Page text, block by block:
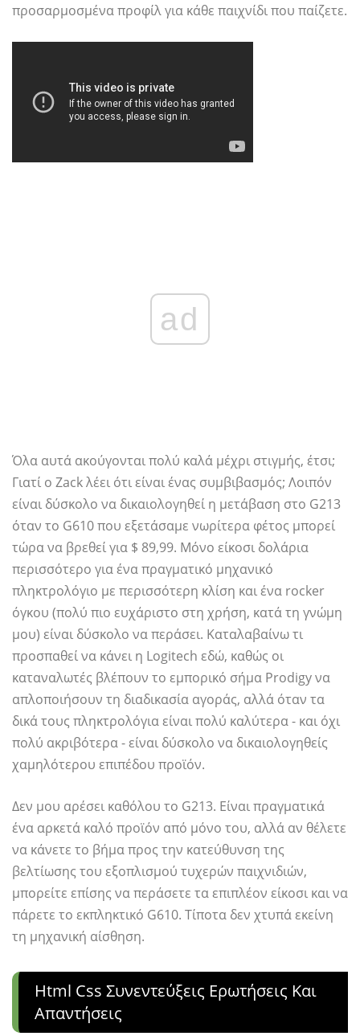
προσαρμοσμένα προφίλ για κάθε παιχνίδι που παίζετε.
ad
Όλα αυτά ακούγονται πολύ καλά μέχρι στιγμής, έτσι;
Γιατί ο Zack λέει ότι είναι ένας συμβιβασμός; Λοιπόν
είναι δύσκολο να δικαιολογηθεί η μετάβαση στο G213
όταν το G610 που εξετάσαμε νωρίτερα φέτος μπορεί
τώρα να βρεθεί για $ 89,99. Μόνο είκοσι δολάρια
περισσότερο για ένα πραγματικό μηχανικό
πληκτρολόγιο με περισσότερη κλίση και ένα rocker
όγκου (πολύ πιο ευχάριστο στη χρήση, κατά τη γνώμη
μου) είναι δύσκολο να περάσει. Καταλαβαίνω τι
προσπαθεί να κάνει η Logitech εδώ, καθώς οι
καταναλωτές βλέπουν το εμπορικό σήμα Prodigy να
απλοποιήσουν τη διαδικασία αγοράς, αλλά όταν τα
δικά τους πληκτρολόγια είναι πολύ καλύτερα - και όχι
πολύ ακριβότερα - είναι δύσκολο να δικαιολογηθείς
χαμηλότερου επιπέδου προϊόν.
Δεν μου αρέσει καθόλου το G213. Είναι πραγματικά
ένα αρκετά καλό προϊόν από μόνο του, αλλά αν θέλετε
να κάνετε το βήμα προς την κατεύθυνση της
βελτίωσης του εξοπλισμού τυχερών παιχνιδιών,
μπορείτε επίσης να περάσετε τα επιπλέον είκοσι και να
πάρετε το εκπληκτικό G610. Τίποτα δεν χτυπά εκείνη
τη μηχανική αίσθηση.
Html Css Συνεντεύξεις Ερωτήσεις Και
Απαντήσεις